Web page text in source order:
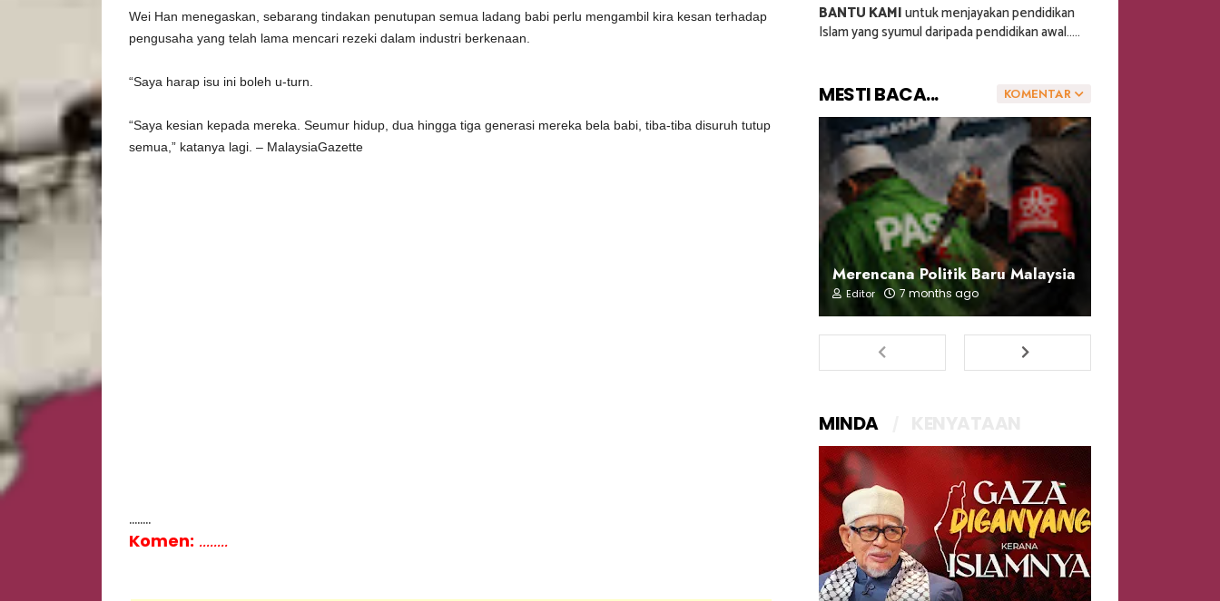
Wei Han menegaskan, sebarang tindakan penutupan semua ladang babi perlu mengambil kira kesan terhadap
pengusaha yang telah lama mencari rezeki dalam industri berkenaan.
“Saya harap isu ini boleh u-turn.
“Saya kesian kepada mereka. Seumur hidup, dua hingga tiga generasi mereka bela babi, tiba-tiba disuruh tutup
semua,” katanya lagi. – MalaysiaGazette
........
Komen: ........
BANTU KAMIuntuk menjayakan pendidikan
Islam yang syumul daripada pendidikan awal.....
KOMENTAR
MESTI BACA...
Merencana Politik Baru Malaysia
Editor 7 months ago
MINDA